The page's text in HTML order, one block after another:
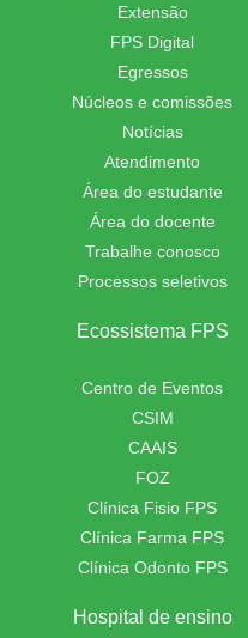
Extensão
FPS Digital
Egressos
Núcleos e comissões
Notícias
Atendimento
Área do estudante
Área do docente
Trabalhe conosco
Processos seletivos
Ecossistema FPS
Centro de Eventos
CSIM
CAAIS
FOZ
Clínica Fisio FPS
Clínica Farma FPS
Clínica Odonto FPS
Hospital de ensino